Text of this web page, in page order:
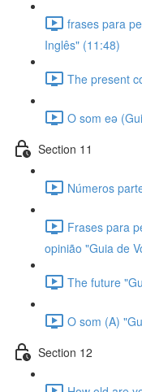
frases para
Inglês" (11:48)
The present
O som eə
Section 11
Números
Frases para
opinião "Guia de
The future
O som (A)
Section 12